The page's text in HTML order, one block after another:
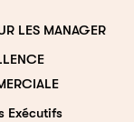
LES MANAGER
Exécutifs